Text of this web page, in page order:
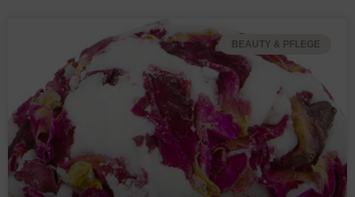
BEAUTY & PFLEGE